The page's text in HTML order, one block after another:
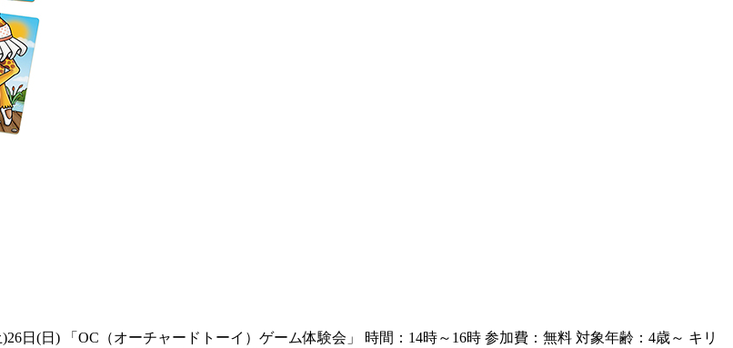
日(日) 「OC（オーチャードトーイ）ゲーム体験会」 時間：14時～16時 参加費：無料 対象年齢：4歳～ キリ